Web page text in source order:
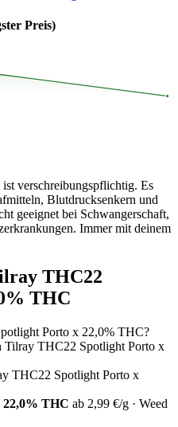
Preis)
verschreibungspflichtig. Es
Blutdrucksenkern und
geeignet bei Schwangerschaft,
Immer mit deinem
THC22
THC
Porto x 22,0% THC?
THC22 Spotlight Porto x
THC22 Spotlight Porto x
THC ab 2,99 €/g · Weed